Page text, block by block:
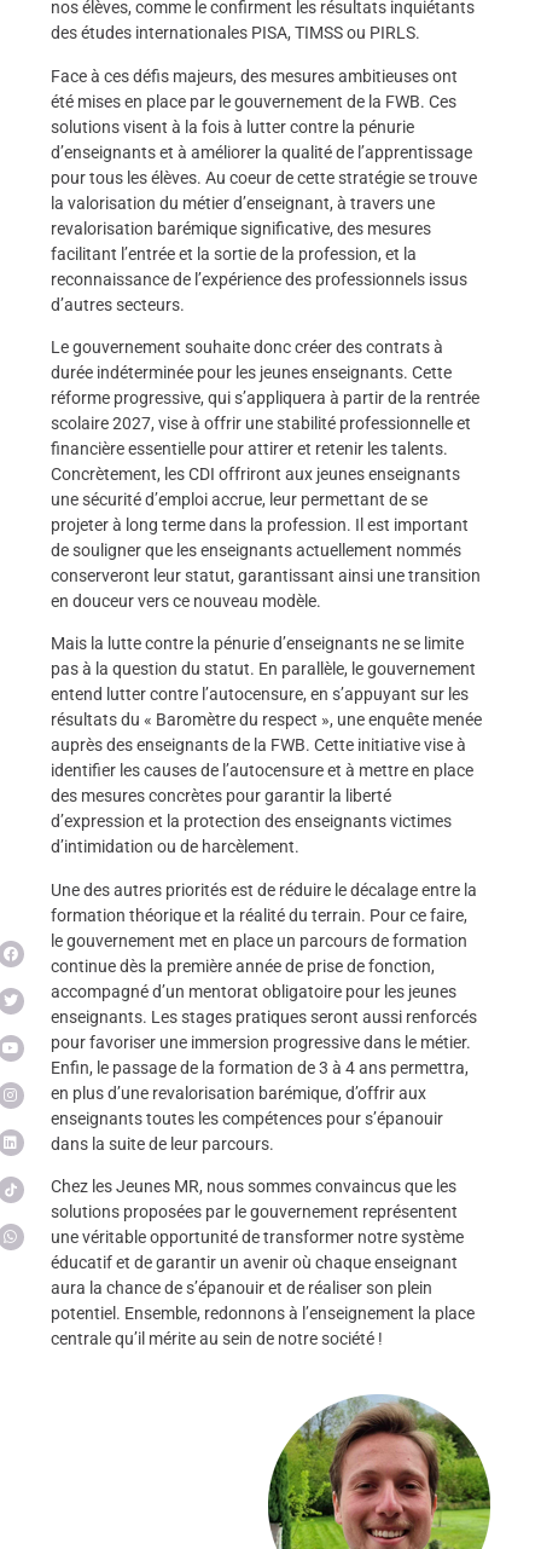
nos élèves, comme le confirment les résultats inquiétants
des études internationales PISA, TIMSS ou PIRLS.
Face à ces défis majeurs, des mesures ambitieuses ont
été mises en place par le gouvernement de la FWB. Ces
solutions visent à la fois à lutter contre la pénurie
d’enseignants et à améliorer la qualité de l’apprentissage
pour tous les élèves. Au coeur de cette stratégie se trouve
la valorisation du métier d’enseignant, à travers une
revalorisation barémique significative, des mesures
facilitant l’entrée et la sortie de la profession, et la
reconnaissance de l’expérience des professionnels issus
d’autres secteurs.
Le gouvernement souhaite donc créer des contrats à
durée indéterminée pour les jeunes enseignants. Cette
réforme progressive, qui s’appliquera à partir de la rentrée
scolaire 2027, vise à offrir une stabilité professionnelle et
financière essentielle pour attirer et retenir les talents.
Concrètement, les CDI offriront aux jeunes enseignants
une sécurité d’emploi accrue, leur permettant de se
projeter à long terme dans la profession. Il est important
de souligner que les enseignants actuellement nommés
conserveront leur statut, garantissant ainsi une transition
en douceur vers ce nouveau modèle.
Mais la lutte contre la pénurie d’enseignants ne se limite
pas à la question du statut. En parallèle, le gouvernement
entend lutter contre l’autocensure, en s’appuyant sur les
résultats du « Baromètre du respect », une enquête menée
auprès des enseignants de la FWB. Cette initiative vise à
identifier les causes de l’autocensure et à mettre en place
des mesures concrètes pour garantir la liberté
d’expression et la protection des enseignants victimes
d’intimidation ou de harcèlement.
Une des autres priorités est de réduire le décalage entre la
formation théorique et la réalité du terrain. Pour ce faire,
le gouvernement met en place un parcours de formation
continue dès la première année de prise de fonction,
accompagné d’un mentorat obligatoire pour les jeunes
enseignants. Les stages pratiques seront aussi renforcés
pour favoriser une immersion progressive dans le métier.
Enfin, le passage de la formation de 3 à 4 ans permettra,
en plus d’une revalorisation barémique, d’offrir aux
enseignants toutes les compétences pour s’épanouir
dans la suite de leur parcours.
Chez les Jeunes MR, nous sommes convaincus que les
solutions proposées par le gouvernement représentent
une véritable opportunité de transformer notre système
éducatif et de garantir un avenir où chaque enseignant
aura la chance de s’épanouir et de réaliser son plein
potentiel. Ensemble, redonnons à l’enseignement la place
centrale qu’il mérite au sein de notre société !